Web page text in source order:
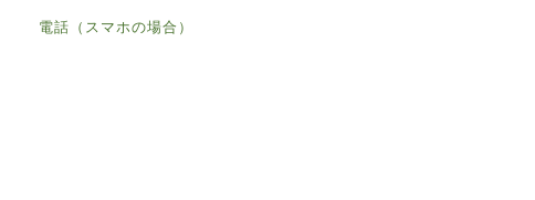
電話（スマホの場合）